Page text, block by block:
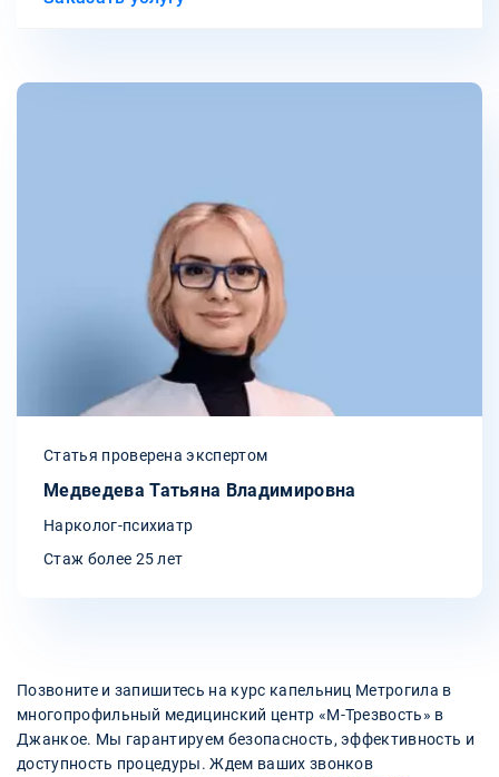
Статья проверена экспертом
Медведева Татьяна Владимировна
Нарколог-психиатр
Стаж более 25 лет
Позвоните и запишитесь на курс капельниц Метрогила в
многопрофильный медицинский центр «М-Трезвость» в
Джанкое. Мы гарантируем безопасность, эффективность и
доступность процедуры. Ждем ваших звонков